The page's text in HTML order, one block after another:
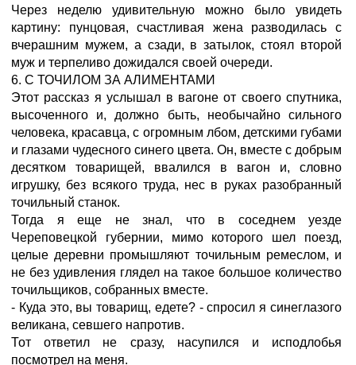
Через неделю удивительную можно было увидеть
картину: пунцовая, счастливая жена разводилась с
вчерашним мужем, а сзади, в затылок, стоял второй
муж и терпеливо дожидался своей очереди.
6. С ТОЧИЛОМ ЗА АЛИМЕНТАМИ
Этот рассказ я услышал в вагоне от своего спутника,
высоченного и, должно быть, необычайно сильного
человека, красавца, с огромным лбом, детскими губами
и глазами чудесного синего цвета. Он, вместе с добрым
десятком товарищей, ввалился в вагон и, словно
игрушку, без всякого труда, нес в руках разобранный
точильный станок.
Тогда я еще не знал, что в соседнем уезде
Череповецкой губернии, мимо которого шел поезд,
целые деревни промышляют точильным ремеслом, и
не без удивления глядел на такое большое количество
точильщиков, собранных вместе.
- Куда это, вы товарищ, едете? - спросил я синеглазого
великана, севшего напротив.
Тот ответил не сразу, насупился и исподлобья
посмотрел на меня.